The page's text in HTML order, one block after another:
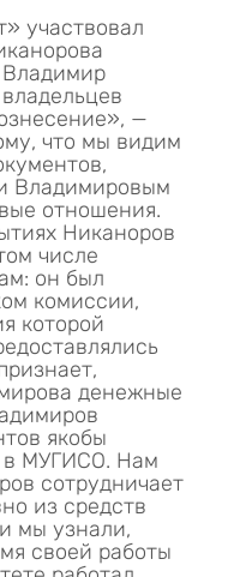
участвовал
—
что мы видим
Владимировым
отношения.
Никаноров
числе
он был
комиссии,
которой
денежные
якобы
в МУГИСО. Нам
сотрудничает
из средств
мы узнали,
своей работы